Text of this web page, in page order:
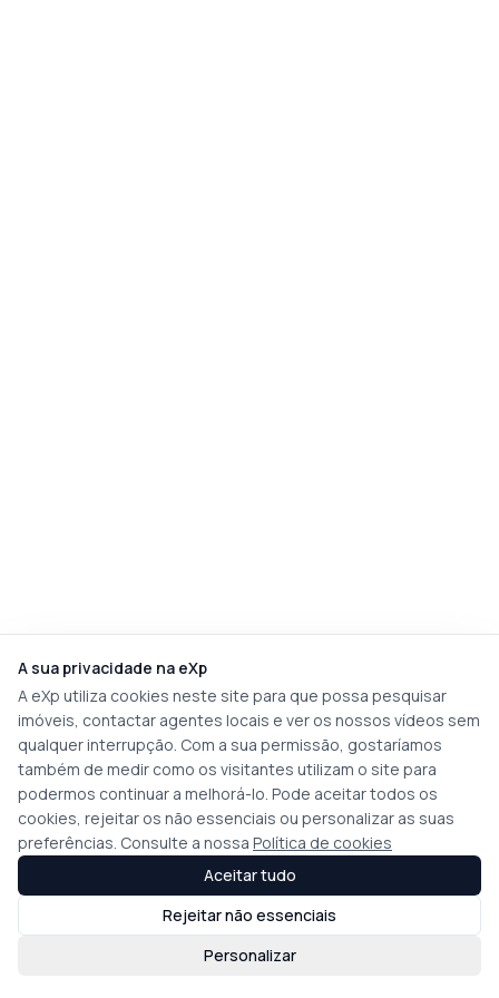
A sua privacidade na eXp
A eXp utiliza cookies neste site para que possa pesquisar
imóveis, contactar agentes locais e ver os nossos vídeos sem
qualquer interrupção. Com a sua permissão, gostaríamos
também de medir como os visitantes utilizam o site para
podermos continuar a melhorá-lo. Pode aceitar todos os
cookies, rejeitar os não essenciais ou personalizar as suas
preferências. Consulte a nossa Política de cookies
Personalizar
Rejeitar não essenciais
Aceitar tudo